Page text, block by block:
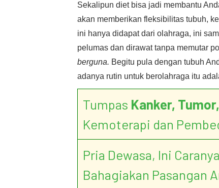
Sekalipun diet bisa jadi membantu
akan memberikan fleksibilitas tubuh,
ini hanya didapat dari olahraga, ini
pelumas dan dirawat tanpa memutar
berguna. Begitu pula dengan tubuh
adanya rutin untuk berolahraga itu
Tumpas Kanker,
Kemoterapi dan
Pria Dewasa, Ini Caranya
Bahagiakan Pasangan